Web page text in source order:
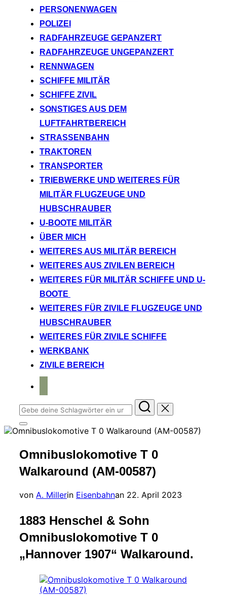
PERSONENWAGEN
POLIZEI
RADFAHRZEUGE GEPANZERT
RADFAHRZEUGE UNGEPANZERT
RENNWAGEN
SCHIFFE MILITÄR
SCHIFFE ZIVIL
SONSTIGES AUS DEM
LUFTFAHRTBEREICH
STRASSENBAHN
TRAKTOREN
TRANSPORTER
TRIEBWERKE UND WEITERES FÜR
MILITÄR FLUGZEUGE UND
HUBSCHRAUBER
U-BOOTE MILITÄR
ÜBER MICH
WEITERES AUS MILITÄR BEREICH
WEITERES AUS ZIVILEN BEREICH
WEITERES FÜR MILITÄR SCHIFFE UND U-
BOOTE
WEITERES FÜR ZIVILE FLUGZEUGE UND
HUBSCHRAUBER
WEITERES FÜR ZIVILE SCHIFFE
WERKBANK
ZIVILE BEREICH
Suchen
nach:
Seitenleiste
&
umschalten
Omnibuslokomotive T 0
Walkaround (AM-00587)
von A. Millerin Eisenbahnan Veröffentlicht
22. April 2023
1883 Henschel & Sohn
Omnibuslokomotive T 0
„Hannover 1907“ Walkaround.